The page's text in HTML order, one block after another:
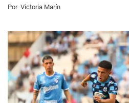
Por Victoria Marín